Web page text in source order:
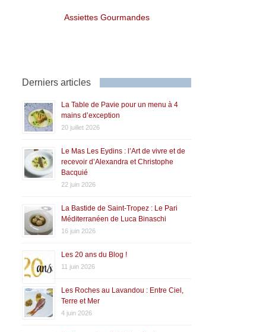
Assiettes Gourmandes
Derniers articles
La Table de Pavie pour un menu à 4
mains d’exception
20 juillet 2026
Le Mas Les Eydins : l’Art de vivre et de
recevoir d’Alexandra et Christophe
Bacquié
22 juin 2026
La Bastide de Saint-Tropez : Le Pari
Méditerranéen de Luca Binaschi
16 juin 2026
Les 20 ans du Blog !
11 juin 2026
Les Roches au Lavandou : Entre Ciel,
Terre et Mer
4 juin 2026